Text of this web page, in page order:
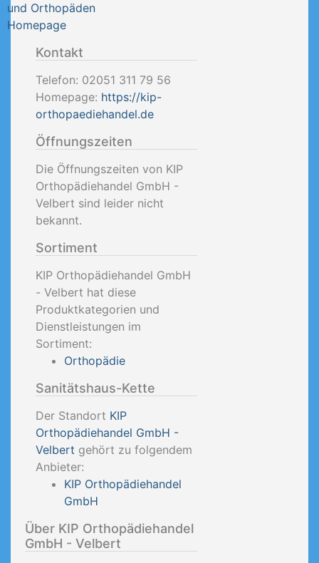
und Orthopäden
Homepage
Kontakt
Telefon: 02051 311 79 56
Homepage: https://kip-
orthopaediehandel.de
Öffnungszeiten
Die Öffnungszeiten von KIP
Orthopädiehandel GmbH -
Velbert sind leider nicht
bekannt.
Sortiment
KIP Orthopädiehandel GmbH
- Velbert hat diese
Produktkategorien und
Dienstleistungen im
Sortiment:
Orthopädie
Sanitätshaus-Kette
Der Standort KIP
Orthopädiehandel GmbH -
Velbert gehört zu folgendem
Anbieter:
KIP Orthopädiehandel
GmbH
Über KIP Orthopädiehandel
GmbH - Velbert